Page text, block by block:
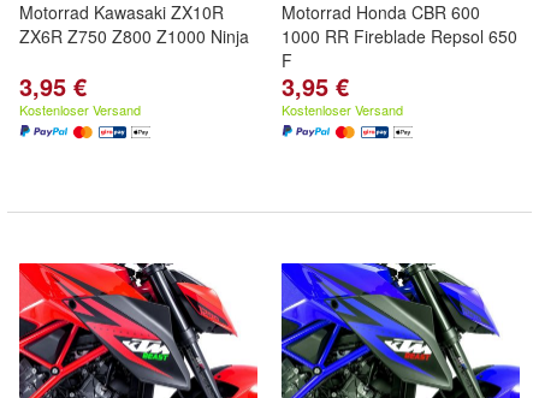
Motorrad Kawasaki ZX10R
ZX6R Z750 Z800 Z1000 Ninja
3,95 €
Kostenloser Versand
Motorrad Honda CBR 600
1000 RR Fireblade Repsol 650
F
3,95 €
Kostenloser Versand